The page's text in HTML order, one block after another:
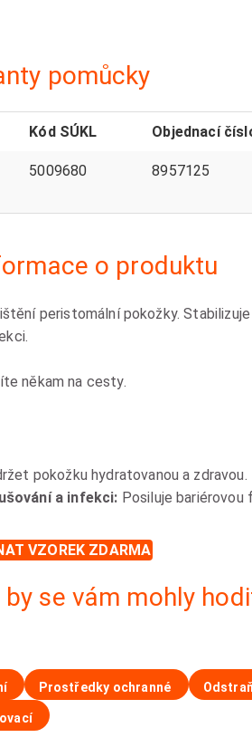
pomůcky
Kód SÚKL Objednací
5009680 8957125
o produktu
peristomální pokožky.
někam na cesty.
pokožku hydratovanou a zdravou.
a infekci: Posiluje bariérovou
VZOREK ZDARMA
se vám mohly
Prostředky ochranné